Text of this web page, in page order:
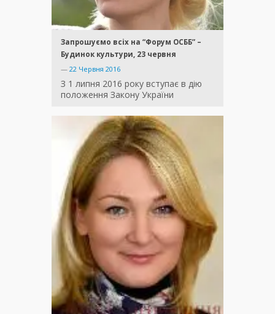
Запрошуємо всіх на “Форум ОСББ” –
Будинок культури, 23 червня
— 22 Червня 2016
З 1 липня 2016 року вступає в дію
положення Закону України